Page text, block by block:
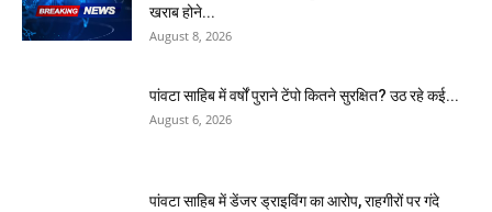
खराब होने...
August 8, 2026
पांवटा साहिब में वर्षों पुराने टेंपो कितने सुरक्षित? उठ रहे कई...
August 6, 2026
पांवटा साहिब में डेंजर ड्राइविंग का आरोप, राहगीरों पर गंदे